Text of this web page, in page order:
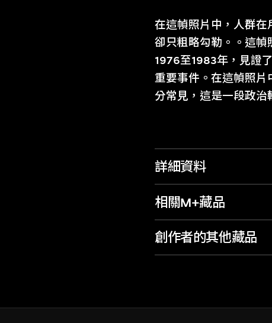
在這幀照片中，人群
卻只粗略勾勒。。這
1976至1983年，見證
重要事件。在這幀照
分常見，這是一段政治
詳細資料
相關M+藏品
創作者的其他藏品